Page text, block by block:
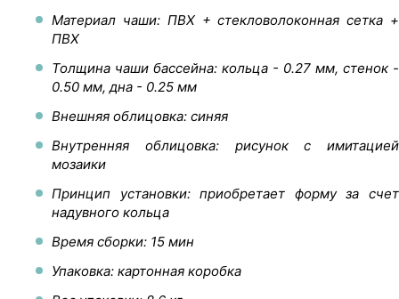
Материал чаши: ПВХ + стекловолоконная сетка +
ПВХ
Толщина чаши бассейна: кольца - 0.27 мм, стенок -
0.50 мм, дна - 0.25 мм
Внешняя облицовка: синяя
Внутренняя облицовка: рисунок с имитацией
мозаики
Принцип установки: приобретает форму за счет
надувного кольца
Время сборки: 15 мин
Упаковка: картонная коробка